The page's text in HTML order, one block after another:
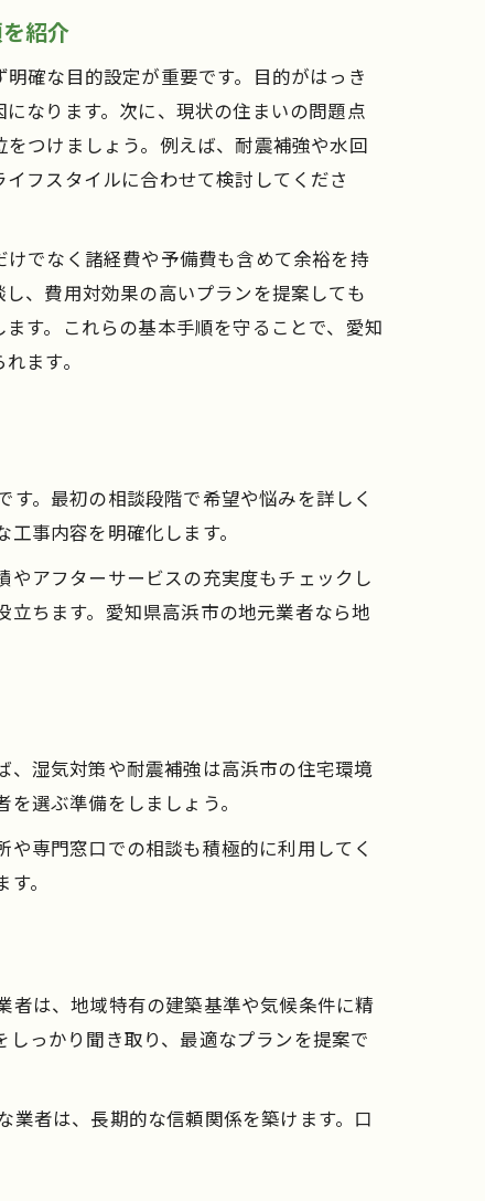
紹介
確な目的設定が重要です。目的がはっき
なります。次に、現状の住まいの問題点
つけましょう。例えば、耐震補強や水回
フスタイルに合わせて検討してくださ
でなく諸経費や予備費も含めて余裕を持
、費用対効果の高いプランを提案しても
す。これらの基本手順を守ることで、愛知
ます。
。最初の相談段階で希望や悩みを詳しく
事内容を明確化します。
アフターサービスの充実度もチェックし
ちます。愛知県高浜市の地元業者なら地
、湿気対策や耐震補強は高浜市の住宅環境
選ぶ準備をしましょう。
専門窓口での相談も積極的に利用してく
。
者は、地域特有の建築基準や気候条件に精
っかり聞き取り、最適なプランを提案で
者は、長期的な信頼関係を築けます。口